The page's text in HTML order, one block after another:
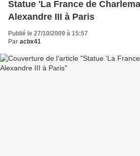
Statue 'La France de
Alexandre III à Paris
Publié le 27/10/2009 à 15:57
Par acbx41